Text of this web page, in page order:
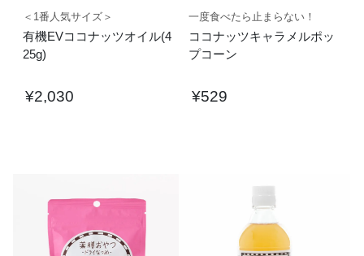
＜1番人気サイズ＞
有機EVココナッツオイル(4
25g)
¥2,030
一度食べたら止まらない！
ココナッツキャラメルポッ
プコーン
¥529